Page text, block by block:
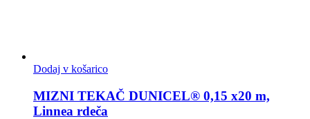
Dodaj v košarico
MIZNI TEKAČ DUNICEL® 0,15 x20 m,
Linnea rdeča